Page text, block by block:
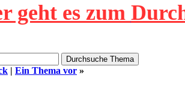
geht es zum
| Ein Thema vor »